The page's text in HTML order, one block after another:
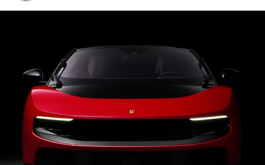
surgirá com dois modelos, o SUV S 15, baseado no
Nissan Terra, equipado com motor Diesel Mitsubishi 2.0
Turbo com 228 cv e a pick-up P 15 que utiliza o mesmo
motor numa plataforma com origem na Nissan Navara.
A marca recupera o espírito original de proporcionar
modelos todo-o-terreno de tração integral
“tradicionais” com preços competitivos no mercado, tal
como acontecia com o Galloper quando foi lançado.